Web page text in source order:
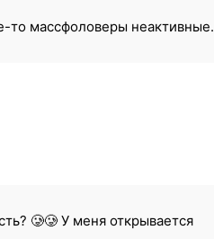
то массфоловеры
🥲🥲 У меня открывается